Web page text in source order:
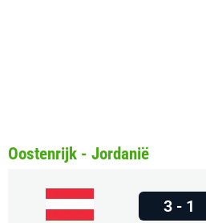
Oostenrijk - Jordanië
3 - 1